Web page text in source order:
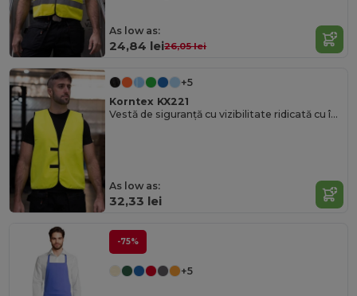
As low as:
24,84 lei26,05 lei
+5
Korntex KX221
Vestă de siguranță cu vizibilitate ridicată cu închidere reglabilă
As low as:
32,33 lei
-75%
+5